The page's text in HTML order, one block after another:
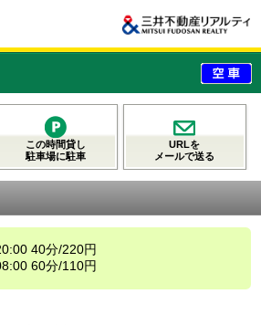
この時間貸し
駐車場に駐車
URLを
メールで送る
40分/220円
60分/110円